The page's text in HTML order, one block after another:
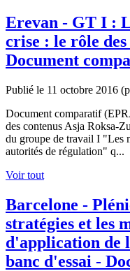
Erevan - GT I :
crise : le rôle
Document
Publié le 11 octobre 2016
Document comparatif
des contenus Asja Roksa-
du groupe de travail I "Les
autorités de régulation" q...
Voir tout
Barcelone -
stratégies et les
d'application de
banc d'essai -